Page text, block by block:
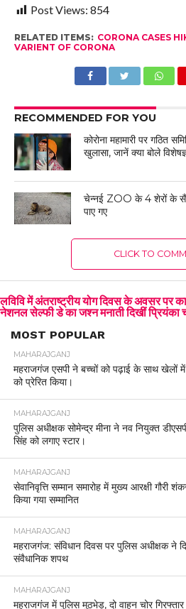
Post Views: 854
RELATED ITEMS: CORONA CASES
VARIENT OF CORONA
RECOMMENDED FOR YOU
कोरोना महामारी पर गठित
खुलासा, जानें क्या बोले
चेन्नई ZOO के 4 शेरों के
पाए गए
CLICK TO
लविवि में अंतराष्ट्रीय योग दिवस के अवसर पर
नेशनल सेल्फी डे का जश्न मनाती दिखीं प्रियंका
MOST POPULAR
MAHARAJGANJ
महराजगंज एसपी ने बच्चों को पढ़ाई के साथ खेलों
को प्रेरित किया।
MAHARAJGANJ
पुलिस अधीक्षक सोमेन्द्र मीना ने नव नियुक्त
सिंह को लगाए स्टार।
MAHARAJGANJ
सेवानिवृत्ति सम्मान समारोह में मुख्य आरक्षी गौरी
किया गया सम्मानित
MAHARAJGANJ
महराजगंज: संविधान दिवस पर पुलिस अधीक्षक ने
संवैधानिक शपथ
MAHARAJGANJ
महराजगंज में पुलिस मुठभेड़, दो वाहन चोर